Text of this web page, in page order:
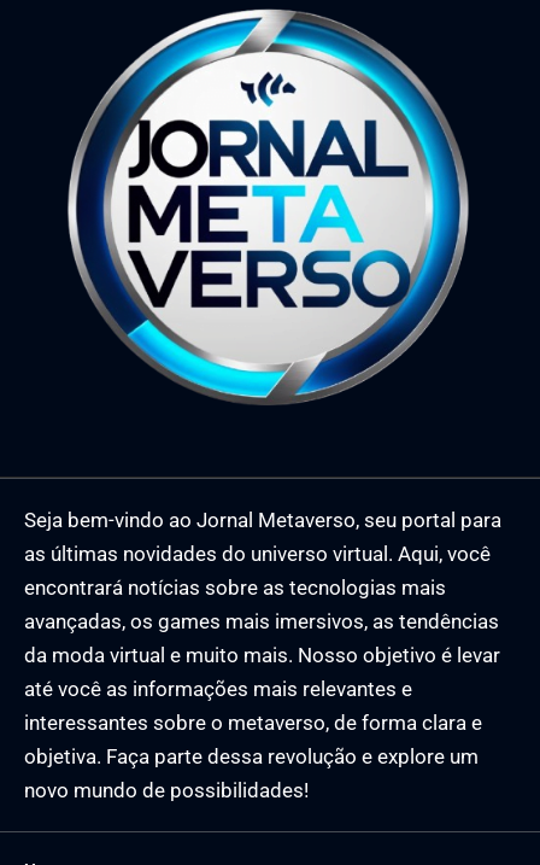
Seja bem-vindo ao Jornal Metaverso, seu portal para
as últimas novidades do universo virtual. Aqui, você
encontrará notícias sobre as tecnologias mais
avançadas, os games mais imersivos, as tendências
da moda virtual e muito mais. Nosso objetivo é levar
até você as informações mais relevantes e
interessantes sobre o metaverso, de forma clara e
objetiva. Faça parte dessa revolução e explore um
novo mundo de possibilidades!